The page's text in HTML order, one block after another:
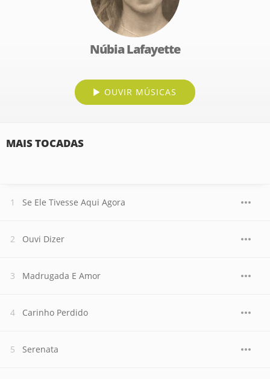
Núbia Lafayette
OUVIR MÚSICAS
MAIS TOCADAS
Se Ele Tivesse Aqui Agora
Ouvi Dizer
Madrugada E Amor
Carinho Perdido
Serenata